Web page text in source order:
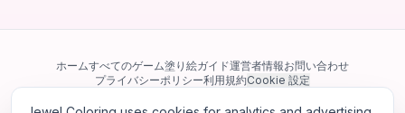
ホームすべてのゲーム塗り絵ガイド運営者情報お問い合わせ
プライバシーポリシー利用規約Cookie 設定